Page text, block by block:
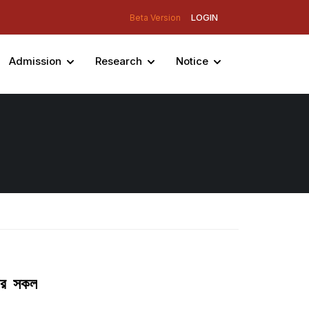
Beta Version LOGIN
Admission Research Notice
সকল